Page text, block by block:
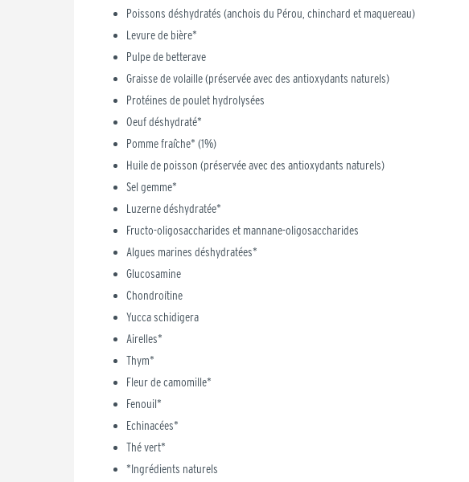
Poissons déshydratés (anchois du Pérou, chinchard et maquereau)
Levure de bière*
Pulpe de betterave
Graisse de volaille (préservée avec des antioxydants naturels)
Protéines de poulet hydrolysées
Oeuf déshydraté*
Pomme fraîche* (1%)
Huile de poisson (préservée avec des antioxydants naturels)
Sel gemme*
Luzerne déshydratée*
Fructo-oligosaccharides et mannane-oligosaccharides
Algues marines déshydratées*
Glucosamine
Chondroïtine
Yucca schidigera
Airelles*
Thym*
Fleur de camomille*
Fenouil*
Echinacées*
Thé vert*
*Ingrédients naturels